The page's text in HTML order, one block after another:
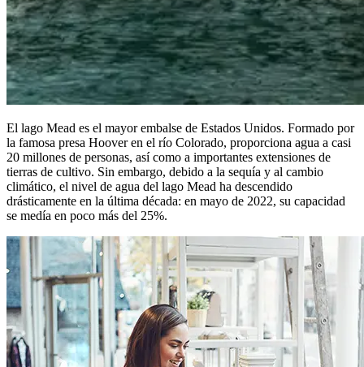
El lago Mead es el mayor embalse de Estados Unidos. Formado por
la famosa presa Hoover en el río Colorado, proporciona agua a casi
20 millones de personas, así como a importantes extensiones de
tierras de cultivo. Sin embargo, debido a la sequía y al cambio
climático, el nivel de agua del lago Mead ha descendido
drásticamente en la última década: en mayo de 2022, su capacidad
se medía en poco más del 25%.